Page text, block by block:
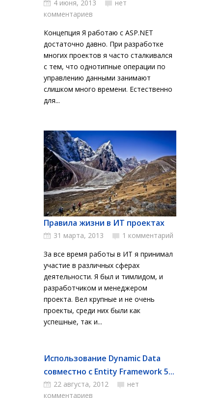
4 июня, 2013
нет
комментариев
Концепция Я работаю с ASP.NET
достаточно давно. При разработке
многих проектов я часто сталкивался
с тем, что однотипные операции по
управлению данными занимают
слишком много времени. Естественно
для...
Правила жизни в ИТ проектах
31 марта, 2013
1 комментарий
За все время работы в ИТ я принимал
участие в различных сферах
деятельности. Я был и тимлидом, и
разработчиком и менеджером
проекта. Вел крупные и не очень
проекты, среди них были как
успешные, так и...
Использование Dynamic Data
совместно с Entity Framework 5...
22 августа, 2012
нет
комментариев